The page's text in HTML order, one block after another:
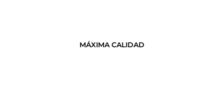
MÁXIMA CALIDAD